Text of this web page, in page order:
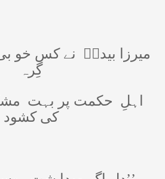
میرزا بیدلؔ
نے کس خو
گِرہ
اہلِ حکمت پر بہت
کی کشود